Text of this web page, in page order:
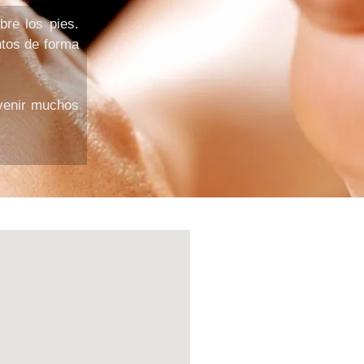
los pies.
de forma
muchos